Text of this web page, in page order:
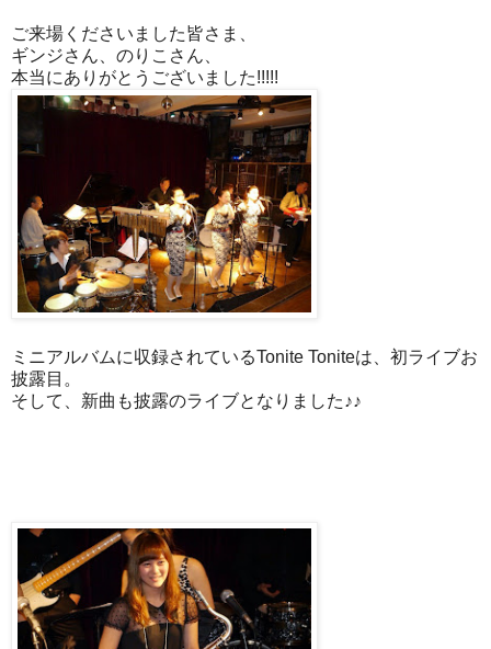
ご来場くださいました皆さま、
ギンジさん、のりこさん、
本当にありがとうございました!!!!!
ミニアルバムに収録されているTonite Toniteは、初ライブお
披露目。
そして、新曲も披露のライブとなりました♪♪